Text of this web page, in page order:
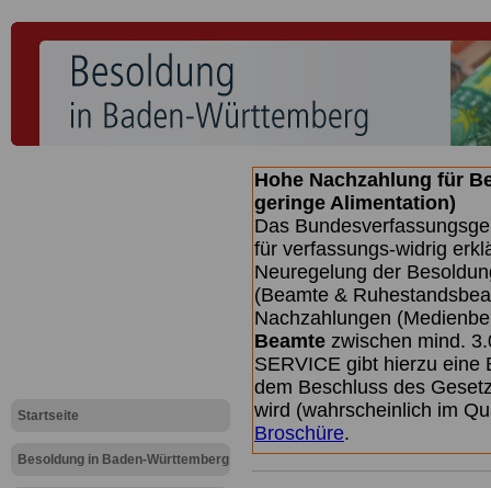
Startseite
Besoldung in Baden-Württemberg
Hohe Nachzahlung für
geringe Alimentation)
Das
für verfassungs-widrig
Neuregelung der
(Beamte &
Nachzahlungen
Beamte zwischen mind.
SERVICE gibt hierzu eine
dem Beschluss des
wird (wahrscheinlich im
Broschüre.